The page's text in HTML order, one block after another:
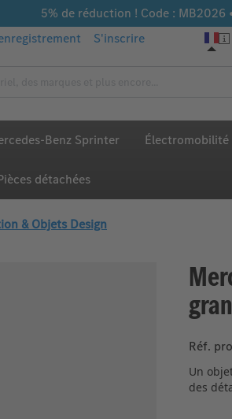
5% de réduction ! Code : MB2026
S'inscrire
Benz Sprinter Électromobilité
détachées
& Objets Design
Réf.
Un
des